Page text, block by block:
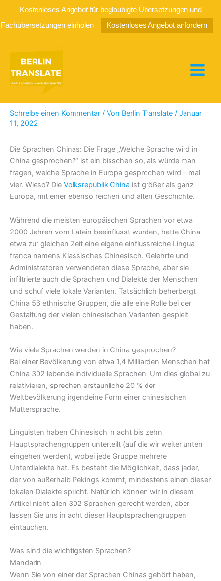
Kostenloses Angebot für beglaubigte Übersetzungen und
Fachübersetzungen einholen
Kostenloses Angebot anfordern
springen
Schreibe einen Kommentar / Von Berlin Translate / Januar
11, 2022
Die Sprachen Chinas: Die Frage „Welche Sprache wird in
China gesprochen?“ ist ein bisschen so, als würde man
fragen, welche Sprache in Europa gesprochen wird – mal
vier. Wieso? Die Volksrepublik China ist größer als ganz
Europa, mit einer ebenso reichen und alten Geschichte.
Während die meisten europäischen Sprachen vor etwa
2000 Jahren vom Latein beeinflusst wurden, hatte China
etwa zur gleichen Zeit eine eigene einflussreiche Lingua
franca namens Klassisches Chinesisch. Gelehrte und
Administratoren verwendeten diese Sprache, aber sie
infiltrierte auch die Sprachen und Dialekte der Menschen
und schuf viele lokale Varianten. Tatsächlich beherbergt
China 56 ethnische Gruppen, die alle eine Rolle bei der
Gestaltung der vielen chinesischen Varianten gespielt
haben.
Wie viele Sprachen werden in China gesprochen?
Bei einer Bevölkerung von etwa 1,4 Milliarden Menschen hat
China 302 lebende individuelle Sprachen. Um dies global zu
relativieren, sprechen erstaunliche 20 % der
Weltbevölkerung irgendeine Form einer chinesischen
Muttersprache.
Linguisten haben Chinesisch in acht bis zehn
Hauptsprachengruppen unterteilt (auf die wir weiter unten
eingehen werden), wobei jede Gruppe mehrere
Unterdialekte hat. Es besteht die Möglichkeit, dass jeder,
der von außerhalb Pekings kommt, mindestens einen dieser
lokalen Dialekte spricht. Natürlich können wir in diesem
Artikel nicht allen 302 Sprachen gerecht werden, aber
lassen Sie uns in acht dieser Hauptsprachengruppen
eintauchen.
Was sind die wichtigsten Sprachen?
Mandarin
Wenn Sie von einer der Sprachen Chinas gehört haben,